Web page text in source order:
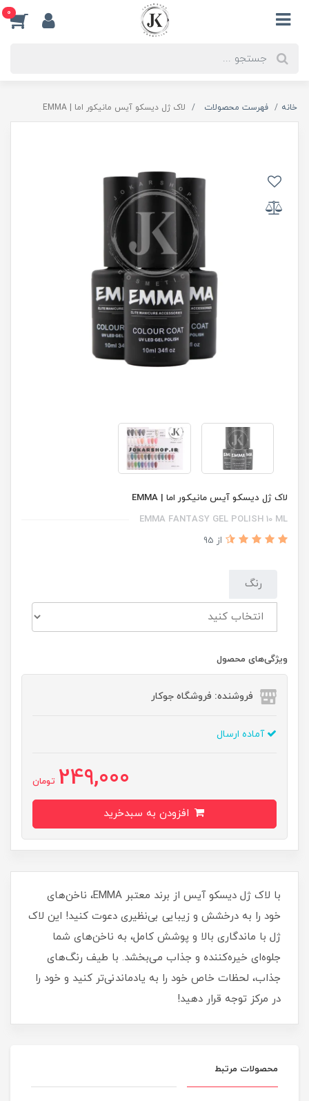
0
خانه فهرست محصولات لاک ژل دیسکو آیس مانیکور اما | EMMA
لاک ژل دیسکو آیس مانیکور اما | EMMA
EMMA FANTASY GEL POLISH 10 ML
از 95
رنگ
ویژگی‌های محصول
فروشنده: فروشگاه جوکار
آماده ارسال
249,000 تومان
با لاک ژل دیسکو آیس از برند معتبر EMMA، ناخن‌های
خود را به درخشش و زیبایی بی‌نظیری دعوت کنید! این لاک
ژل با ماندگاری بالا و پوشش کامل، به ناخن‌های شما
جلوه‌ای خیره‌کننده و جذاب می‌بخشد. با طیف رنگ‌های
جذاب، لحظات خاص خود را به یادماندنی‌تر کنید و خود را
در مرکز توجه قرار دهید!
محصولات مرتبط